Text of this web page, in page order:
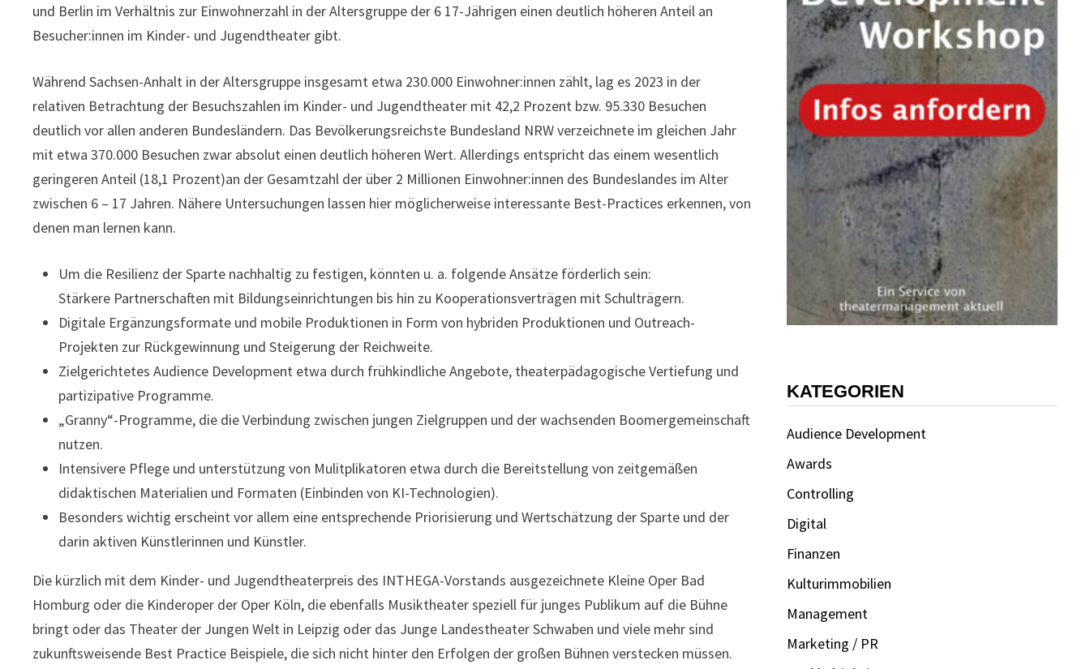
und Berlin im Verhältnis zur Einwohnerzahl in der Altersgruppe der 6 17-Jährigen einen deutlich höheren Anteil an
Besucher:innen im Kinder- und Jugendtheater gibt.
Während Sachsen-Anhalt in der Altersgruppe insgesamt etwa 230.000 Einwohner:innen zählt, lag es 2023 in der
relativen Betrachtung der Besuchszahlen im Kinder- und Jugendtheater mit 42,2 Prozent bzw. 95.330 Besuchen
deutlich vor allen anderen Bundesländern. Das Bevölkerungsreichste Bundesland NRW verzeichnete im gleichen Jahr
mit etwa 370.000 Besuchen zwar absolut einen deutlich höheren Wert. Allerdings entspricht das einem wesentlich
geringeren Anteil (18,1 Prozent)an der Gesamtzahl der über 2 Millionen Einwohner:innen des Bundeslandes im Alter
zwischen 6 – 17 Jahren. Nähere Untersuchungen lassen hier möglicherweise interessante Best-Practices erkennen, von
denen man lernen kann.
Um die Resilienz der Sparte nachhaltig zu festigen, könnten u. a. folgende Ansätze förderlich sein:
Stärkere Partnerschaften mit Bildungseinrichtungen bis hin zu Kooperationsverträgen mit Schulträgern.
Digitale Ergänzungsformate und mobile Produktionen in Form von hybriden Produktionen und Outreach-
Projekten zur Rückgewinnung und Steigerung der Reichweite.
Zielgerichtetes Audience Development etwa durch frühkindliche Angebote, theaterpädagogische Vertiefung und
partizipative Programme.
„Granny“-Programme, die die Verbindung zwischen jungen Zielgruppen und der wachsenden Boomergemeinschaft
nutzen.
Intensivere Pflege und unterstützung von Mulitplikatoren etwa durch die Bereitstellung von zeitgemäßen
didaktischen Materialien und Formaten (Einbinden von KI-Technologien).
Besonders wichtig erscheint vor allem eine entsprechende Priorisierung und Wertschätzung der Sparte und der
darin aktiven Künstlerinnen und Künstler.
Die kürzlich mit dem Kinder- und Jugendtheaterpreis des INTHEGA-Vorstands ausgezeichnete Kleine Oper Bad
Homburg oder die Kinderoper der Oper Köln, die ebenfalls Musiktheater speziell für junges Publikum auf die Bühne
bringt oder das Theater der Jungen Welt in Leipzig oder das Junge Landestheater Schwaben und viele mehr sind
zukunftsweisende Best Practice Beispiele, die sich nicht hinter den Erfolgen der großen Bühnen verstecken müssen.
KATEGORIEN
Audience Development
Awards
Controlling
Digital
Finanzen
Kulturimmobilien
Management
Marketing / PR